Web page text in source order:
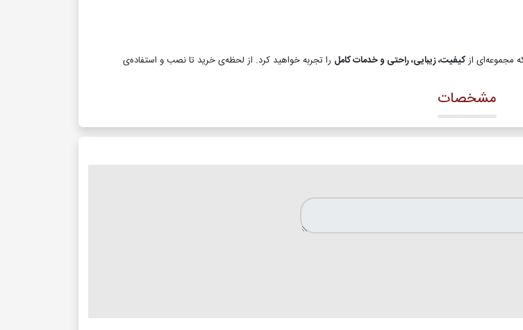
مجموعه‌ای ازکیفیت، زیبایی، راحتی و خدمات کامل را تجربه خواهید کرد. از لحظه‌ی خرید تا نصب و استفاده‌ی
مشخصات